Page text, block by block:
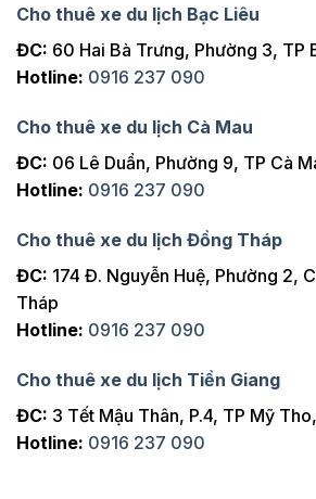
Cho thuê xe du lịch Bạc Liêu
ĐC: 60 Hai Bà Trưng, Phường 3, TP
Hotline: 0916 237 090
Cho thuê xe du lịch Cà Mau
ĐC: 06 Lê Duẩn, Phường 9, TP Cà
Hotline: 0916 237 090
Cho thuê xe du lịch Đồng Tháp
ĐC: 174 Đ. Nguyễn Huệ, Phường 2,
Tháp
Hotline: 0916 237 090
Cho thuê xe du lịch Tiền Giang
ĐC: 3 Tết Mậu Thân, P.4, TP Mỹ
Hotline: 0916 237 090